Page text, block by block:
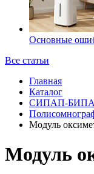
Основные
Все статьи
Главная
Каталог
CИПАП-
Модуль
Модуль